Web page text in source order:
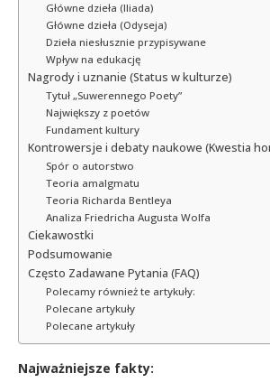
Główne dzieła (Iliada)
Główne dzieła (Odyseja)
Dzieła niesłusznie przypisywane
Wpływ na edukację
Nagrody i uznanie (Status w kulturze)
Tytuł „Suwerennego Poety”
Największy z poetów
Fundament kultury
Kontrowersje i debaty naukowe (Kwestia
Spór o autorstwo
Teoria amalgmatu
Teoria Richarda Bentleya
Analiza Friedricha Augusta Wolfa
Ciekawostki
Podsumowanie
Często Zadawane Pytania (FAQ)
Polecamy również te artykuły:
Polecane artykuły
Polecane artykuły
Najważniejsze fakty: